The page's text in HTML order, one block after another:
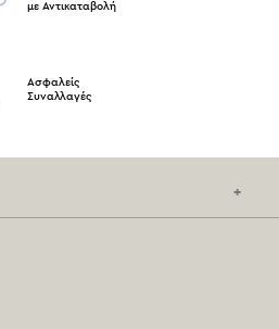
με Αντικαταβολή
Ασφαλείς
Συναλλαγές